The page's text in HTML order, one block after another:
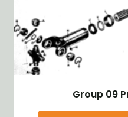
Group 09